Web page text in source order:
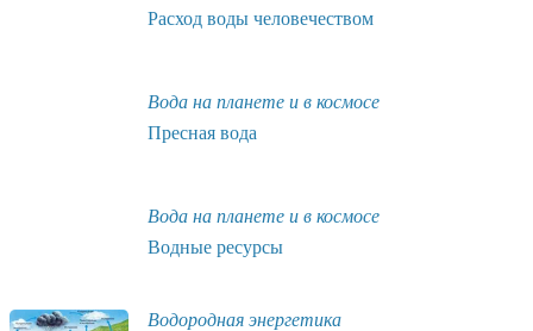
Расход воды человечеством
Вода на планете и в космосе
Пресная вода
Вода на планете и в космосе
Водные ресурсы
Водородная энергетика